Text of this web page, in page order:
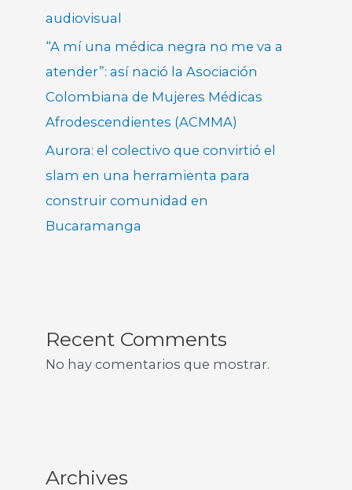
audiovisual
“A mí una médica negra no me va a
atender”: así nació la Asociación
Colombiana de Mujeres Médicas
Afrodescendientes (ACMMA)
Aurora: el colectivo que convirtió el
slam en una herramienta para
construir comunidad en
Bucaramanga
Recent Comments
No hay comentarios que mostrar.
Archives